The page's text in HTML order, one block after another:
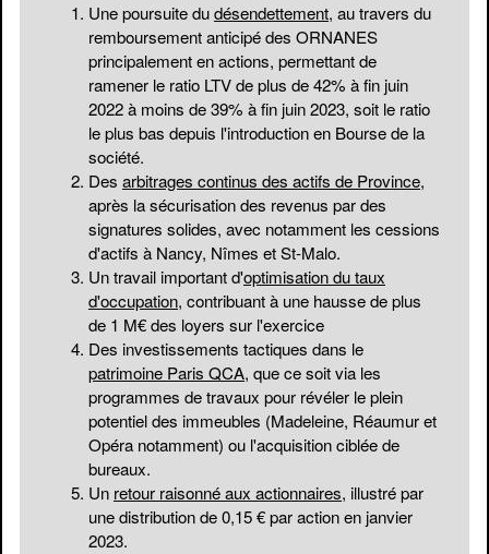
Une poursuite dudésendettement, au travers du
remboursement anticipé des ORNANES
principalement en actions, permettant de
ramener le ratio LTV de plus de 42% à fin juin
2022 à moins de 39% à fin juin 2023, soit le ratio
le plus bas depuis l'introduction en Bourse de la
société.
Des arbitrages continus des actifs de Province,
après la sécurisation des revenus par des
signatures solides, avec notamment les cessions
d'actifs à Nancy, Nîmes et St-Malo.
Un travail important d'optimisation du taux
d'occupation, contribuant à une hausse de plus
de 1 M€ des loyers sur l'exercice
Des investissements tactiques dans le
patrimoine Paris QCA, que ce soit via les
programmes de travaux pour révéler le plein
potentiel des immeubles (Madeleine, Réaumur et
Opéra notamment) ou l'acquisition ciblée de
bureaux.
Un retour raisonné aux actionnaires, illustré par
une distribution de 0,15 € par action en janvier
2023.